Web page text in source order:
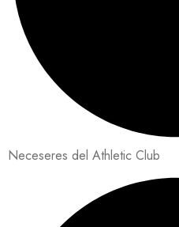
Neceseres del Athletic Club